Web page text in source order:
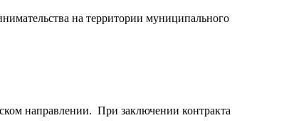
на территории муниципального
направлении. При заключении контракта